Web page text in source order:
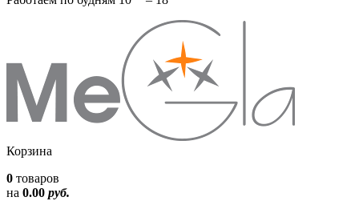
Корзина
0 товаров
на 0.00 руб.